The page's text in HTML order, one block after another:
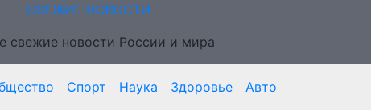
СВЕЖИЕ НОВОСТИ
свежие новости России и мира
Спорт Наука Здоровье
Авто